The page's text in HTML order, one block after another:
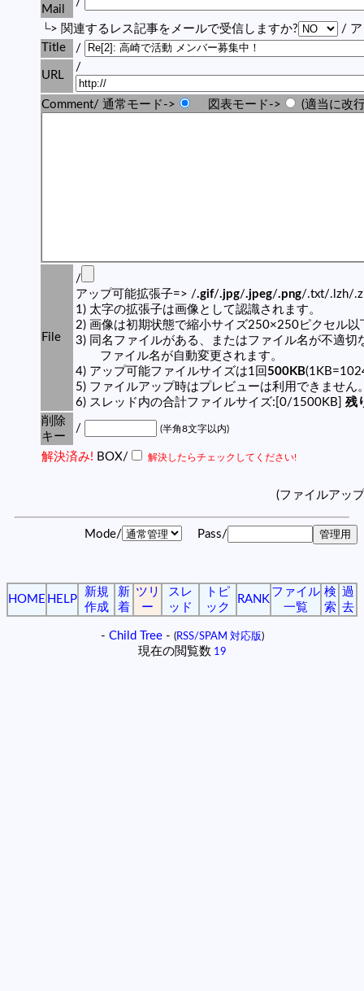
Mail
└> 関連するレス記事をメールで受信しますか?
/ ア
Title
/
URL
/
Comment/ 通常モード-> 図表モード-> (適当に改
File
/
アップ可能拡張子=> /.gif/.jpg/.jpeg/.png/.txt/.lzh/
1) 太字の拡張子は画像として認識されます。
2) 画像は初期状態で縮小サイズ250×250ピクセル以
3) 同名ファイルがある、またはファイル名が不適切
ファイル名が自動変更されます。
4) アップ可能ファイルサイズは1回 500KB
5) ファイルアップ時はプレビューは利用できません
6) スレッド内の合計ファイルサイズ:[0/1500KB] 残
削除
キー
/ (半角8文字以内)
解決済み! BOX/ 解決したらチェックしてください!
(ファイルアッ
Mode/ Pass/
HOME HELP
新規
作成
新
着
ツリ
ー
スレ
ッド
トピ
ック
RANK
ファイル
一覧
検
索
過
去
- Child Tree- (RSS/SPAM 対応版)
現在の閲覧数 19